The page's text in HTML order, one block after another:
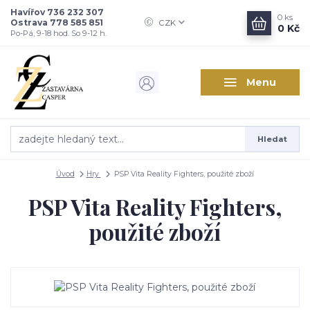
Menu
CZK
Hledat
Havířov 736 232 307
Ostrava 778 585 851
Po-Pá, 9-18 hod. So 9-12 h.
0 ks
0 Kč
Úvod Hry PSP Vita Reality Fighters, použité zboží
PSP Vita Reality Fighters,
použité zboží